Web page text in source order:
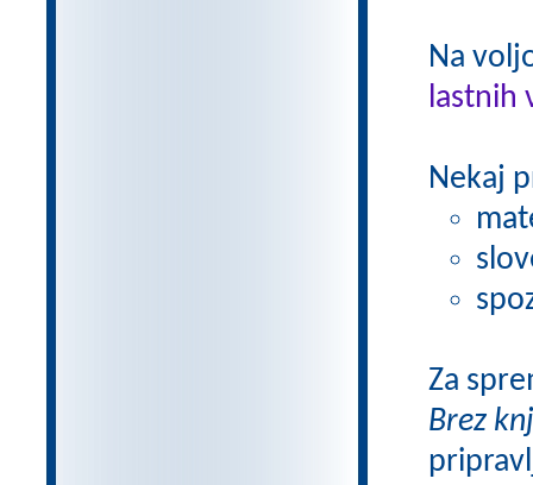
Na
lastnih
Nekaj
Za
Brez